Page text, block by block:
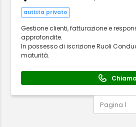
autista privato
Gestione clienti, fatturazione e
approfondite.
In possesso di iscrizione Ruoli
maturità.
Chiama